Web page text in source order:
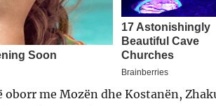
me Mozën dhe Kostanën,